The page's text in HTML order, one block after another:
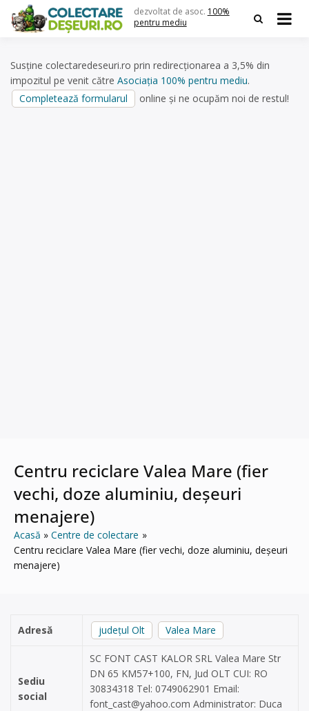
content
dezvoltat de asoc. 100%
pentru mediu
Susține colectaredeseuri.ro prin redirecționarea a 3,5% din
impozitul pe venit către Asociația 100% pentru mediu.
Completează formularul
online și ne ocupăm noi de restul!
Centru reciclare Valea Mare (fier
vechi, doze aluminiu, deșeuri
menajere)
Acasă
Centre de colectare
Centru reciclare Valea Mare (fier vechi, doze aluminiu, deșeuri
menajere)
Adresă județul Olt Valea Mare
Sediu
social
SC FONT CAST KALOR SRL Valea Mare Str
DN 65 KM57+100, FN, Jud OLT CUI: RO
30834318 Tel: 0749062901 Email:
font_cast@yahoo.com Administrator: Duca